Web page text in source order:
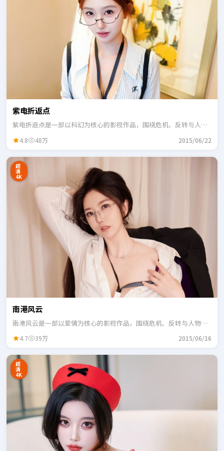
紫电折返点
紫电折返点是一部以科幻为核心的影视作品，围绕危机、反转与人物
4.8 48万 2015/06/22
超
清
4K
南港风云
南港风云是一部以爱情为核心的影视作品，围绕危机、反转与人物成
4.7 39万 2015/06/16
超
清
4K